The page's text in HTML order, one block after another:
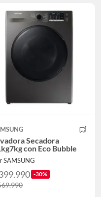
Secadora
con Eco Bubble
SAMSUNG
-30%